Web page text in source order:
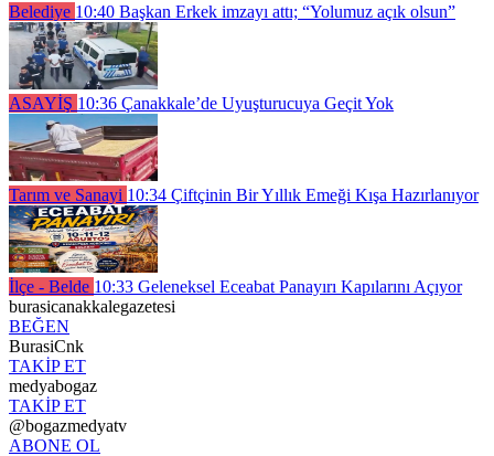
Belediye 10:40 Başkan Erkek imzayı attı; “Yolumuz açık olsun”
ASAYİŞ 10:36 Çanakkale’de Uyuşturucuya Geçit Yok
Tarım ve Sanayi 10:34 Çiftçinin Bir Yıllık Emeği Kışa Hazırlanıyor
İlçe - Belde 10:33 Geleneksel Eceabat Panayırı Kapılarını Açıyor
burasicanakkalegazetesi
BEĞEN
BurasiCnk
TAKİP ET
medyabogaz
TAKİP ET
@bogazmedyatv
ABONE OL